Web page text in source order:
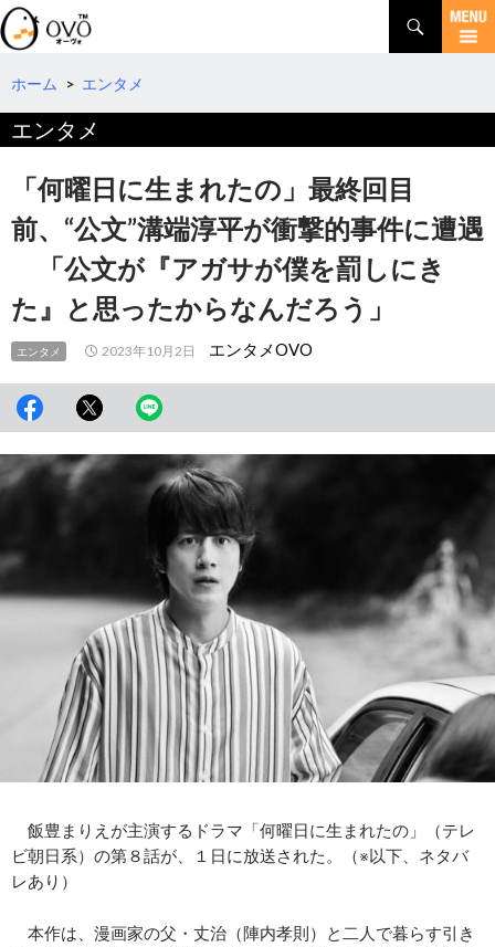
検
索
コ
テ
へ
ホーム > エンタメ
エンタメ
「何曜日に生まれたの」最終回目
前、“公文”溝端淳平が衝撃的事件に遭遇
「公文が『アガサが僕を罰しにき
た』と思ったからなんだろう」
エンタメ 2023年10月2日 エンタメOVO
飯豊まりえが主演するドラマ「何曜日に生まれたの」（テレ
ビ朝日系）の第８話が、１日に放送された。（※以下、ネタバ
レあり）
本作は、漫画家の父・丈治（陣内孝則）と二人で暮らす引き